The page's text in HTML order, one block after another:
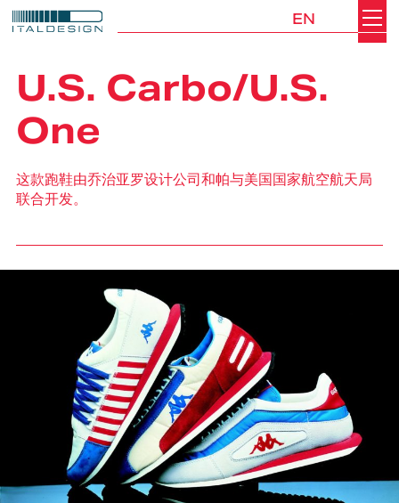
EN Search
U.S. Carbo/U.S.
One
这款跑鞋由乔治亚罗设计公司和帕与美国国家航空航天局
联合开发。